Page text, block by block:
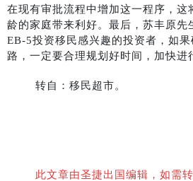
在现有审批流程中增加这一程序，这
龄的家庭带来利好。最后，苏丰原先
EB-5投资移民感兴趣的投资者，如
路，一定要合理规划好时间，加快进
转自：移民超市。
此文章由圣捷出国编辑，如需